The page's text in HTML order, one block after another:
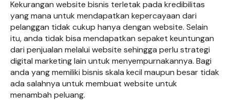
Kekurangan website bisnis terletak pada kredibilitas
yang mana untuk mendapatkan kepercayaan dari
pelanggan tidak cukup hanya dengan website. Selain
itu, anda tidak bisa mendapatkan sepaket keuntungan
dari penjualan melalui website sehingga perlu strategi
digital marketing lain untuk menyempurnakannya. Bagi
anda yang memiliki bisnis skala kecil maupun besar tidak
ada salahnya untuk membuat website untuk
menambah peluang.